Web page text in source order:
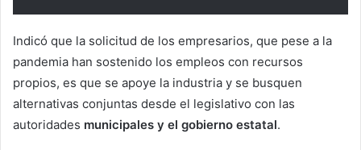
Indicó que la solicitud de los empresarios, que pese a la
pandemia han sostenido los empleos con recursos
propios, es que se apoye la industria y se busquen
alternativas conjuntas desde el legislativo con las
autoridades municipales y el gobierno estatal.